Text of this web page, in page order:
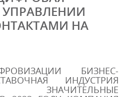
НА
БИЗНЕС-
ИНДУСТРИЯ
ЗНАЧИТЕЛЬНЫЕ